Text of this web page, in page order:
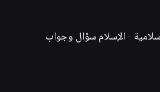
-الإسلام سؤال وجواب